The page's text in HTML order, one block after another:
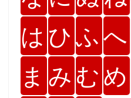
は ひふへ
ま み むめ